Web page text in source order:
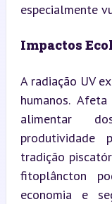
especialmente
Impactos
A radiação UV
humanos.
alimentar
produtividade
tradição
fitoplâncton
economia e